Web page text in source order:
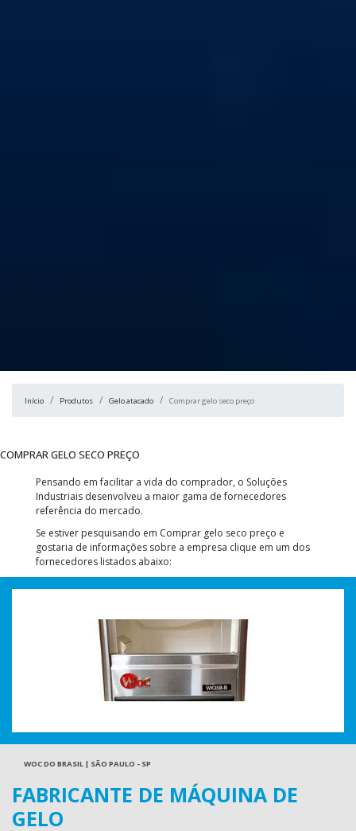
Início Produtos Gelo atacado Comprar gelo seco preço
COMPRAR GELO SECO PREÇO
Pensando em facilitar a vida do comprador, o Soluções
Industriais desenvolveu a maior gama de fornecedores
referência do mercado.
Se estiver pesquisando em Comprar gelo seco preço e
gostaria de informações sobre a empresa clique em um dos
fornecedores listados abaixo:
WOC DO BRASIL | SÃO PAULO - SP
FABRICANTE DE MÁQUINA DE
GELO